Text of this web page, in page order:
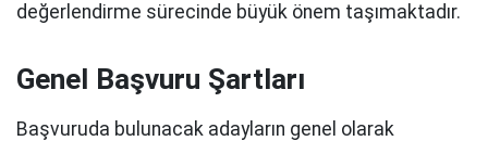
değerlendirme sürecinde büyük önem taşımaktadır.
Genel Başvuru Şartları
Başvuruda bulunacak adayların genel olarak